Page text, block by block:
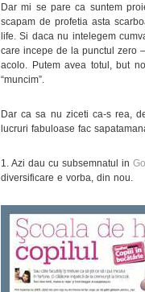
Dar mi se pare ca suntem
scapam de profetia asta
life. Si daca nu intelegem
care incepe de la punctul zero
acolo. Putem avea totul, but
“muncim”.
Dar ca sa nu ziceti ca-s rea,
lucruri fabuloase fac
1. Azi dau cu subsemnatul in
diversificare e vorba, din nou.